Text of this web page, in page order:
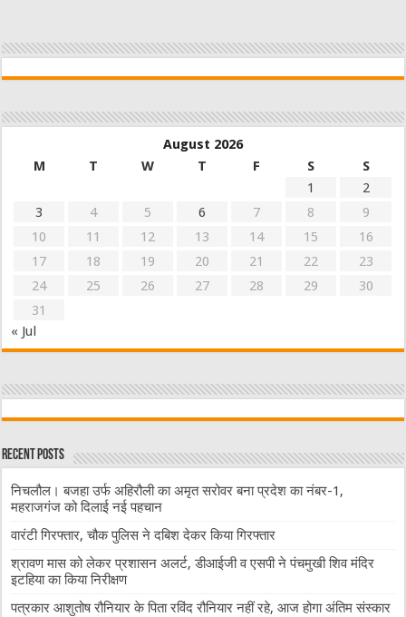
August 2026
M
T W T F S
S
1
2
3
4 5 6 7 8
9
10
11 12 13 14 15
16
17
18 19 20 21 22
23
24
25 26 27 28 29
30
31
« Jul
Recent Posts
निचलौल। बजहा उर्फ अहिरौली का अमृत सरोवर बना प्रदेश का नंबर-1,
महराजगंज को दिलाई नई पहचान
वारंटी गिरफ्तार, चौक पुलिस ने दबिश देकर किया गिरफ्तार
श्रावण मास को लेकर प्रशासन अलर्ट, डीआईजी व एसपी ने पंचमुखी शिव मंदिर
इटहिया का किया निरीक्षण
पत्रकार आशुतोष रौनियार के पिता रविंद रौनियार नहीं रहे, आज होगा अंतिम संस्कार